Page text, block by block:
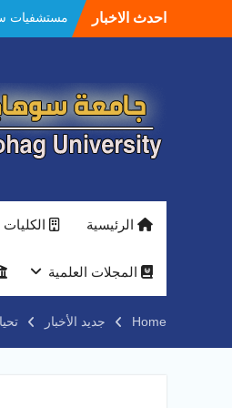
احدث الاخبار
مستشفيات
التهنئة عقب
رجال
بجهاز ذكي
بمعرض
والخدمية
فى أولى
الاول في
الرئيسية الكليات
المجلات العلمية
Home جديد الأخبار